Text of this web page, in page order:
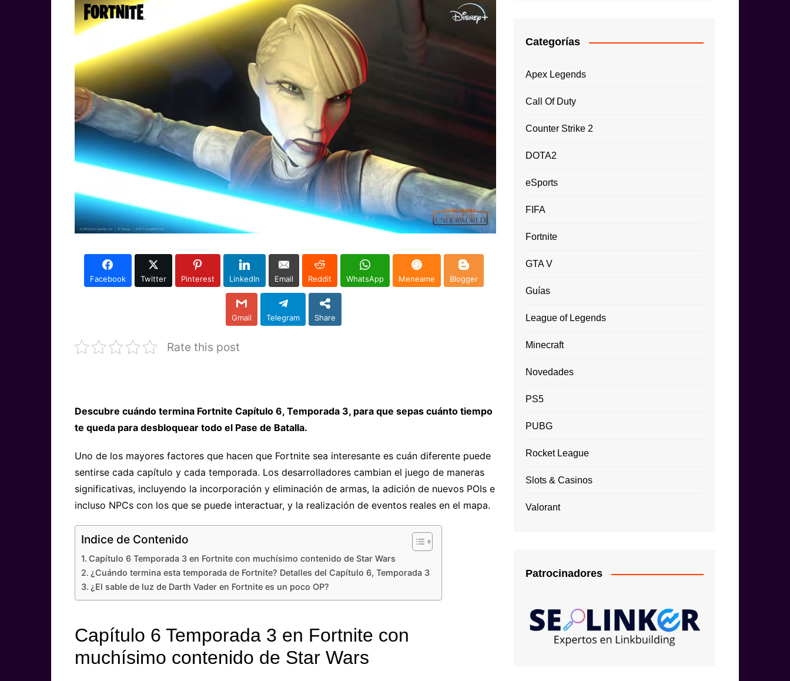
Facebook Twitter Pinterest LinkedIn Email Reddit WhatsApp Meneame Blogger
Gmail Telegram Share
Rate this post
Descubre cuándo termina Fortnite Capítulo 6, Temporada 3, para que sepas cuánto tiempo
te queda para desbloquear todo el Pase de Batalla.
Uno de los mayores factores que hacen que Fortnite sea interesante es cuán diferente puede
sentirse cada capítulo y cada temporada. Los desarrolladores cambian el juego de maneras
significativas, incluyendo la incorporación y eliminación de armas, la adición de nuevos POIs e
incluso NPCs con los que se puede interactuar, y la realización de eventos reales en el mapa.
Indice de Contenido
Capítulo 6 Temporada 3 en Fortnite con muchísimo contenido de Star Wars
¿Cuándo termina esta temporada de Fortnite? Detalles del Capítulo 6, Temporada 3
¿El sable de luz de Darth Vader en Fortnite es un poco OP?
Capítulo 6 Temporada 3 en Fortnite con
muchísimo contenido de Star Wars
Categorías
Apex Legends
Call Of Duty
Counter Strike 2
DOTA2
eSports
FIFA
Fortnite
GTA V
Guías
League of Legends
Minecraft
Novedades
PS5
PUBG
Rocket League
Slots & Casinos
Valorant
Patrocinadores